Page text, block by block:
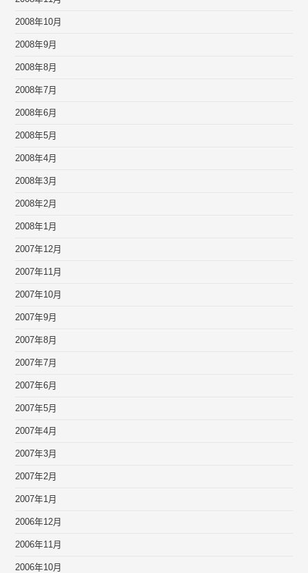
2008年10月
2008年9月
2008年8月
2008年7月
2008年6月
2008年5月
2008年4月
2008年3月
2008年2月
2008年1月
2007年12月
2007年11月
2007年10月
2007年9月
2007年8月
2007年7月
2007年6月
2007年5月
2007年4月
2007年3月
2007年2月
2007年1月
2006年12月
2006年11月
2006年10月